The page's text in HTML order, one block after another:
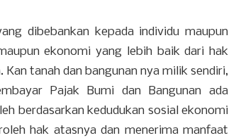
dibebankan kepada individu maupun
ekonomi yang lebih baik dari hak
tanah dan bangunan nya milik sendiri,
Pajak Bumi dan Bangunan ada
berdasarkan kedudukan sosial ekonomi
hak atasnya dan menerima manfaat